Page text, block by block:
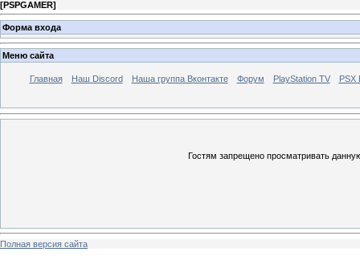
[PSPGAMER]
Форма входа
Меню сайта
Главная Наш Discord Наша группа Вконтакте Форум PlayStation TV PSX
Гостям запрещено просматривать
Полная версия сайта